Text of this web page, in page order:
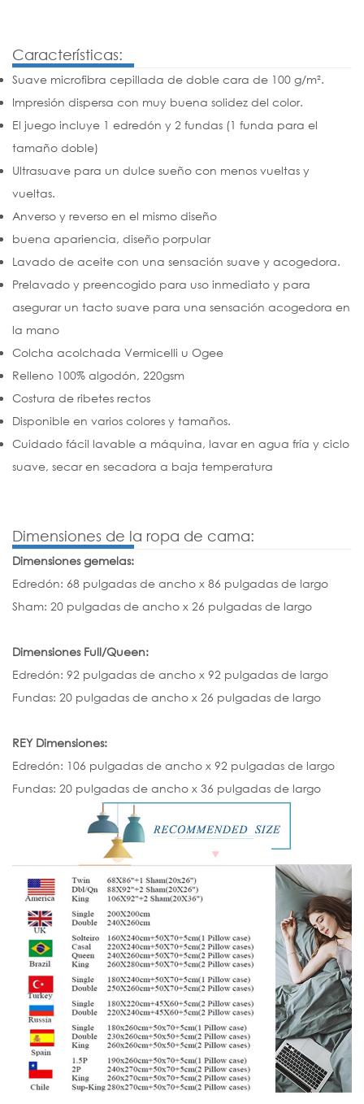
Características:
Suave microfibra cepillada de doble cara de 100 g/m².
Impresión dispersa con muy buena solidez del color.
El juego incluye 1 edredón y 2 fundas (1 funda para el
tamaño doble)
Ultrasuave para un dulce sueño con menos vueltas y
vueltas.
Anverso y reverso en el mismo diseño
buena apariencia, diseño porpular
Lavado de aceite con una sensación suave y acogedora.
Prelavado y preencogido para uso inmediato y para
asegurar un tacto suave para una sensación acogedora en
la mano
Colcha acolchada Vermicelli u Ogee
Relleno 100% algodón, 220gsm
Costura de ribetes rectos
Disponible en varios colores y tamaños.
Cuidado fácil lavable a máquina, lavar en agua fría y ciclo
suave, secar en secadora a baja temperatura
Dimensiones de la ropa de cama:
Dimensiones gemelas:
Edredón: 68 pulgadas de ancho x 86 pulgadas de largo
Sham: 20 pulgadas de ancho x 26 pulgadas de largo
Dimensiones Full/Queen:
Edredón: 92 pulgadas de ancho x 92 pulgadas de largo
Fundas: 20 pulgadas de ancho x 26 pulgadas de largo
REY Dimensiones:
Edredón: 106 pulgadas de ancho x 92 pulgadas de largo
Fundas: 20 pulgadas de ancho x 36 pulgadas de largo